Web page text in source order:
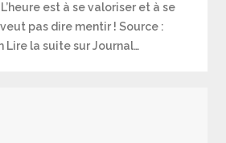
est à se valoriser et à se
pas dire mentir ! Source :
Lire la suite sur Journal…